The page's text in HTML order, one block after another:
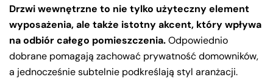
Drzwi wewnętrzne to nie tylko użyteczny element
wyposażenia, ale także istotny akcent, który wpływa
na odbiór całego pomieszczenia.Odpowiednio
dobrane pomagają zachować prywatność domowników,
a jednocześnie subtelnie podkreślają styl aranżacji.